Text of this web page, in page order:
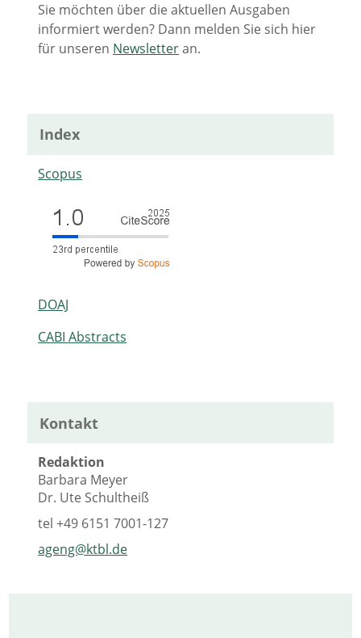
Sie möchten über die aktuellen Ausgaben
informiert werden? Dann melden Sie sich hier
für unseren Newsletteran.
Index
Scopus
DOAJ
CABI Abstracts
Kontakt
Redaktion
Barbara Meyer
Dr. Ute Schultheiß
tel+49 6151 7001-127
ageng@ktbl.de